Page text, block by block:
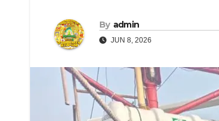
By admin
JUN 8, 2026